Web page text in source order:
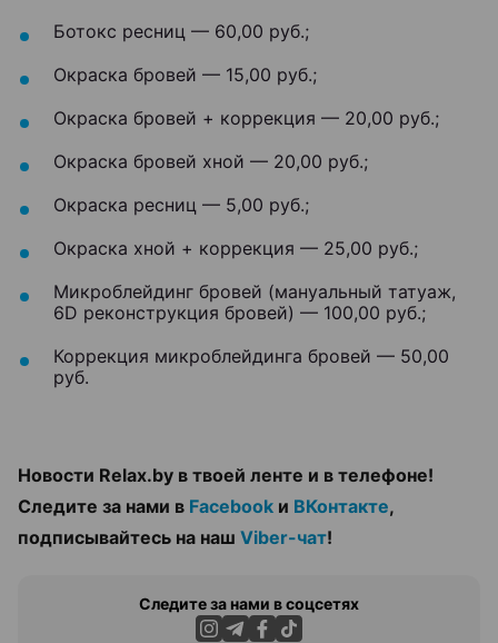
Ботокс ресниц — 60,00 руб.;
Окраска бровей — 15,00 руб.;
Окраска бровей + коррекция — 20,00 руб.;
Окраска бровей хной — 20,00 руб.;
Окраска ресниц — 5,00 руб.;
Окраска хной + коррекция — 25,00 руб.;
Микроблейдинг бровей (мануальный татуаж,
6D реконструкция бровей) — 100,00 руб.;
Коррекция микроблейдинга бровей — 50,00
руб.
Новости Relax.by в твоей ленте и в телефоне!
Следите за нами в Facebook и ВКонтакте,
подписывайтесь на наш Viber-чат!
Следите за нами в соцсетях